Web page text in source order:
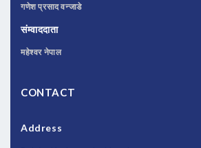
गणेश प्रसाद वन्जाडे
संम्वाददाता
महेश्वर नेपाल
CONTACT
Address